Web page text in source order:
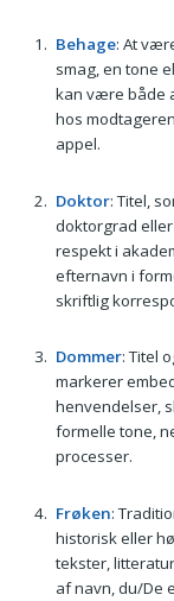
Behage: At
smag, en tone
kan være både
hos
appel.
Doktor: Titel,
doktorgrad
respekt i
efternavn i
skriftlig
Dommer: Titel
markerer
henvendelser,
formelle tone,
processer.
Frøken:
historisk eller
tekster,
af navn, du/De